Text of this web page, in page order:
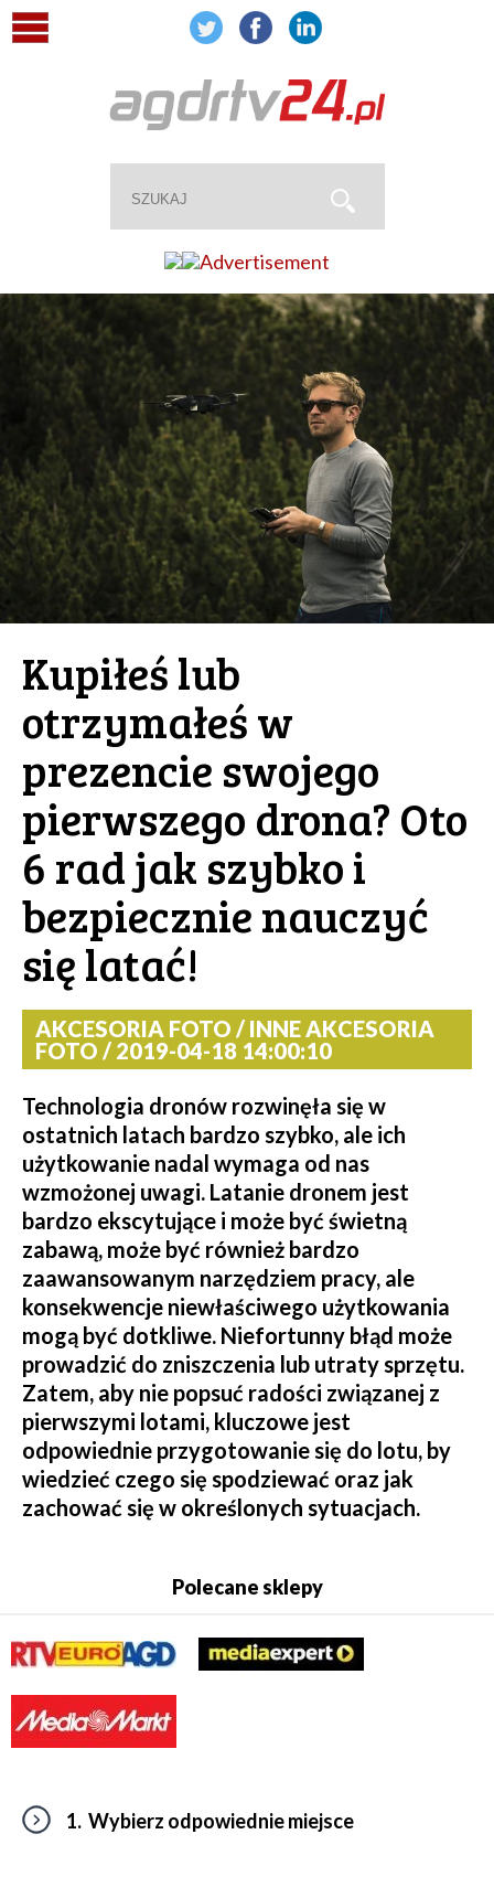
Kupiłeś lub
otrzymałeś w
prezencie swojego
pierwszego drona? Oto
6 rad jak szybko i
bezpiecznie nauczyć
się latać!
AKCESORIA FOTO / INNE AKCESORIA
FOTO / 2019-04-18 14:00:10
Technologia dronów rozwinęła się w
ostatnich latach bardzo szybko, ale ich
użytkowanie nadal wymaga od nas
wzmożonej uwagi. Latanie dronem jest
bardzo ekscytujące i może być świetną
zabawą, może być również bardzo
zaawansowanym narzędziem pracy, ale
konsekwencje niewłaściwego użytkowania
mogą być dotkliwe. Niefortunny błąd może
prowadzić do zniszczenia lub utraty sprzętu.
Zatem, aby nie popsuć radości związanej z
pierwszymi lotami, kluczowe jest
odpowiednie przygotowanie się do lotu, by
wiedzieć czego się spodziewać oraz jak
zachować się w określonych sytuacjach.
Polecane sklepy
1. Wybierz odpowiednie miejsce